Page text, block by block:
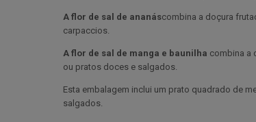
A flor de sal de ananáscombina a doçura
carpaccios.
A flor de sal de manga e baunilha combina a
ou pratos doces e salgados.
Esta embalagem inclui um prato quadrado de
salgados.